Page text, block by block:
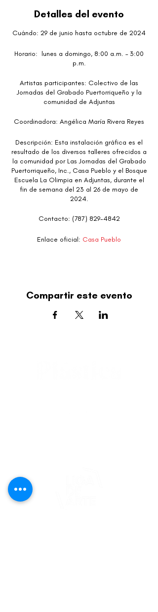
Detalles del evento
Cuándo: 29 de junio hasta octubre de 2024
Horario: lunes a domingo, 8:00 a.m. – 3:00
p.m.
Artistas participantes: Colectivo de las
Jornadas del Grabado Puertorriqueño y la
comunidad de Adjuntas
Coordinadora: Angélica María Rivera Reyes
Descripción: Esta instalación gráfica es el
resultado de los diversos talleres ofrecidos a
la comunidad por Las Jornadas del Grabado
Puertorriqueño, Inc., Casa Pueblo y el Bosque
Escuela La Olimpia en Adjuntas, durante el
fin de semana del 23 al 26 de mayo de
2024.
Contacto: (787) 829-4842
Enlace oficial: Casa Pueblo
Compartir este evento